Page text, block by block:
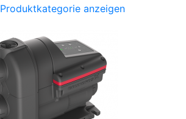
Produktkategorie anzeigen